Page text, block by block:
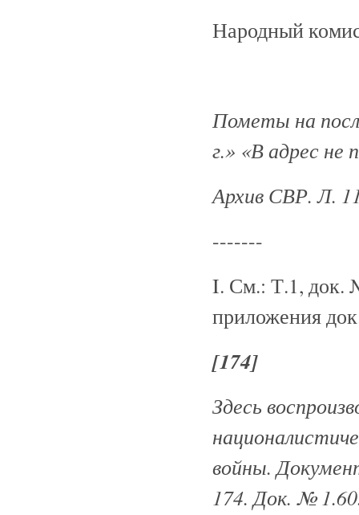
Народный
Пометы на
г.» «В адрес не
Архив СВР. Л.
-------
I. См.: Т.1, док.
приложения
[174]
Здесь
войны.
174. Док. №